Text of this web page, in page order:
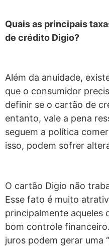
Quais as principais
de crédito Digio?
Além da anuidade,
que o consumidor
definir se o cartão de
entanto, vale a pena
seguem a política
isso, podem sofrer
O cartão Digio não
Esse fato é muito
principalmente aqueles
bom controle
juros podem gerar uma